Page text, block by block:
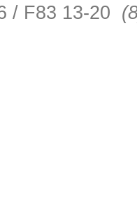
/ F83 13-20